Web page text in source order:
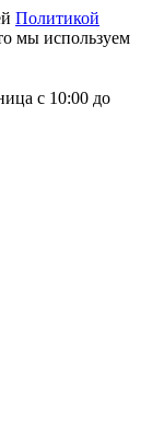
Политикой
мы используем
с 10:00 до